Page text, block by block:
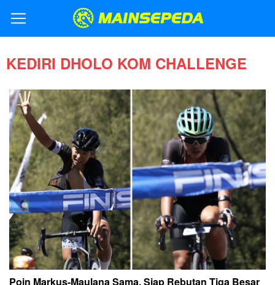
KEDIRI DHOLO KOM CHALLENGE
Poin Markus-Maulana Sama, Siap Rebutan Tiga Besar